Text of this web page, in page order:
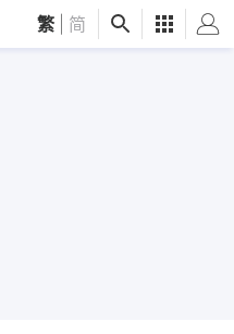
繁 简